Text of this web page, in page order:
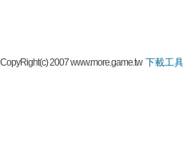
2007 www.more.game.tw下載工